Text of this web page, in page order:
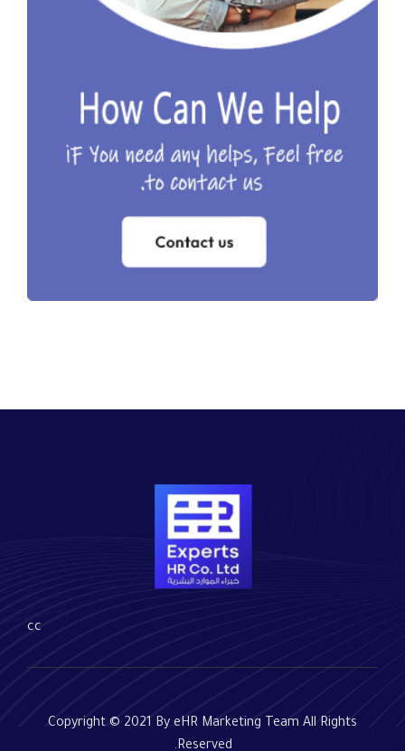
cc
Copyright © 2021 By eHR Marketing Team All Rights
Reserved.